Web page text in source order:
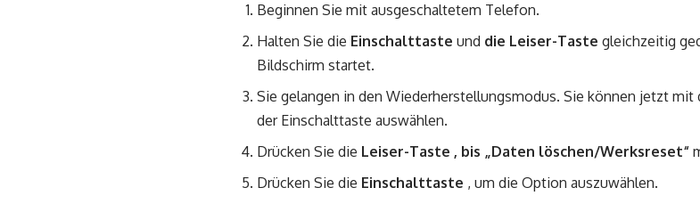
Beginnen Sie mit ausgeschaltetem Telefon.
Halten Sie die Einschalttaste und die Leiser-Taste gleichzeitig
Bildschirm startet.
Sie gelangen in den Wiederherstellungsmodus. Sie können jetzt
der Einschalttaste auswählen.
Drücken Sie die Leiser-Taste , bis „Daten löschen/Werksreset“
Drücken Sie die Einschalttaste , um die Option auszuwählen.